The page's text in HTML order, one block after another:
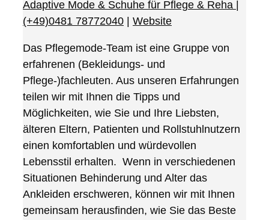
Adaptive Mode & Schuhe für Pflege & Reha
(+49)0481 78772040
Website
Das Pflegemode-Team ist eine Gruppe von
erfahrenen (Bekleidungs- und
Pflege-)fachleuten. Aus unseren Erfahrungen
teilen wir mit Ihnen die Tipps und
Möglichkeiten, wie Sie und Ihre Liebsten,
älteren Eltern, Patienten und Rollstuhlnutzern
einen komfortablen und würdevollen
Lebensstil erhalten. Wenn in verschiedenen
Situationen Behinderung und Alter das
Ankleiden erschweren, können wir mit Ihnen
gemeinsam herausfinden, wie Sie das Beste